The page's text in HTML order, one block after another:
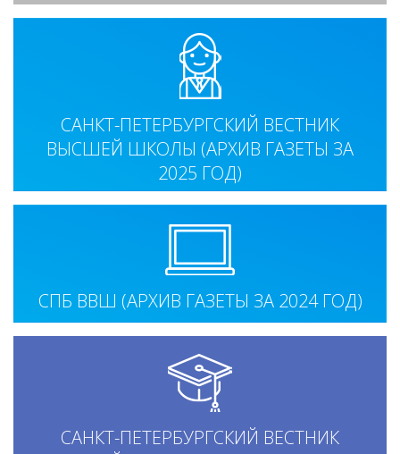
САНКТ-ПЕТЕРБУРГСКИЙ ВЕСТНИК
ВЫСШЕЙ ШКОЛЫ (АРХИВ ГАЗЕТЫ ЗА
2025 ГОД)
СПБ ВВШ (АРХИВ ГАЗЕТЫ ЗА 2024 ГОД)
САНКТ-ПЕТЕРБУРГСКИЙ ВЕСТНИК